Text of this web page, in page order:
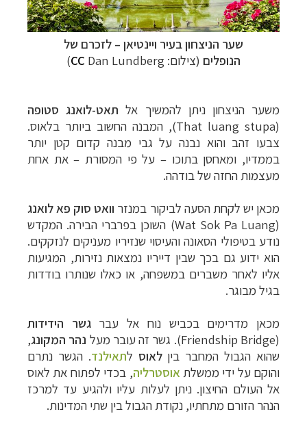
שער הניצחון בעיר ויינטיאן – לזכרם של
הנופלים (צילום: CC Dan Lundberg)
משער הניצחון ניתן להמשיך אל תאט-לואנג סטופה
(That luang stupa), המבנה החשוב ביותר בלאוס.
צבעו זהב והוא נבנה על גבי מבנה קדום קטן יותר
בממדיו, ומאחסן בתוכו –על פי המסורת –את אחת
מעצמות החזה של בודהה.
מכאן יש לקחת הסעה לביקור במנזר וואט סוק פא לואנג
(Wat Sok Pa Luang) השוכן בפרברי הבירה. המקדש
נודע בטיפולי הסאונה והעיסוי שנזיריו מעניקים לנזקקים.
הוא ידוע גם בכך שבין דייריו נמצאות נזירות, המגיעות
אליו לאחר משברים במשפחה, או כאלו שנותרו בודדות
בגיל מבוגר.
מכאן מדרימים בכביש נוח אל עברגשר הידידות
(Friendship Bridge). גשר זה עובר מעל
נהר המקונג,
שהוא הגבול המחבר ביןלאוס לתאילנד. הגשר נתרם
והוקם על ידי ממשלת אוסטרליה, בכדי לפתוח את לאוס
אל העולם החיצון. ניתן לעלות עליו ולהגיע עד למרכז
הנהר הזורם מתחתיו, נקודת הגבול בין שתי המדינות.